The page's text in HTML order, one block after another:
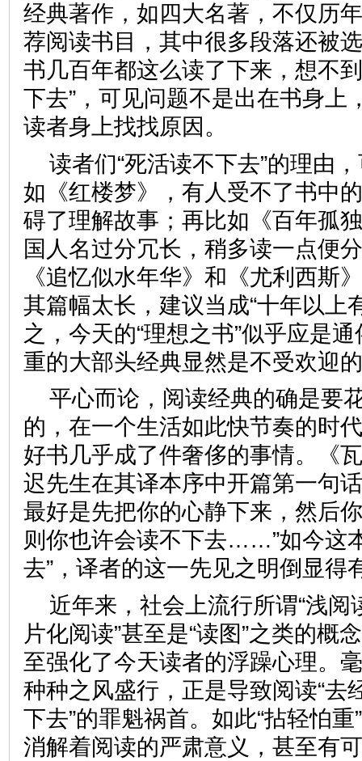
经典著作，如四大名著，不仅历
荐阅读书目，其中很多段落还被
书几百年都这么读了下来，想不
下去”，可见问题不是出在书身上
读者身上找找原因。
读者们“死活读不下去”的理由
如《红楼梦》，有人受不了书中
碍了理解故事；再比如《百年孤
国人名过分冗长，稍多读一点便
《追忆似水年华》和《尤利西斯
其篇幅太长，建议当成“十年以上
之，今天的“理想之书”似乎应是
重的大部头经典显然是不受
平心而论，阅读经典的确是要
的，在一个生活如此快节奏的时
好书几乎成了件奢侈的事情。《
迟先生在其译本序中开篇第一句
最好是先把你的心静下来，然后
则你也许会读不下去……”如今这
去”，译者的这一先见之明倒
近年来，社会上流行所谓“浅阅
片化阅读”甚至是“读图”之类的概
至强化了今天读者的浮躁心理。
种种之风盛行，正是导致阅读“去
下去”的罪魁祸首。如此“拈轻怕
消解着阅读的严肃意义，甚至有